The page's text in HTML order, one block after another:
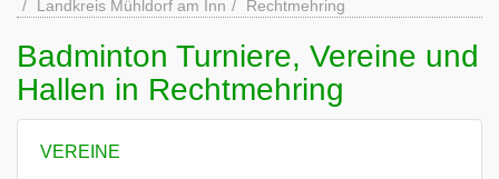
Landkreis Mühldorf am Inn
Rechtmehring
Badminton Turniere, Vereine und
Hallen in Rechtmehring
VEREINE